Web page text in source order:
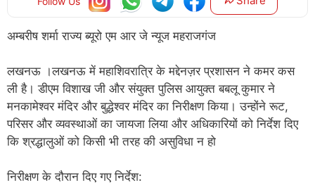
अम्बरीष शर्मा राज्य ब्यूरो एम आर जे न्यूज महराजगंज
लखनऊ ।लखनऊ में महाशिवरात्रि के मद्देनज़र प्रशासन ने कमर कस
ली है। डीएम विशाख जी और संयुक्त पुलिस आयुक्त बबलू कुमार ने
मनकामेश्वर मंदिर और बुद्धेश्वर मंदिर का निरीक्षण किया। उन्होंने रूट,
परिसर और व्यवस्थाओं का जायजा लिया और अधिकारियों को निर्देश दिए
कि श्रद्धालुओं को किसी भी तरह की असुविधा न हो
निरीक्षण के दौरान दिए गए निर्देश: